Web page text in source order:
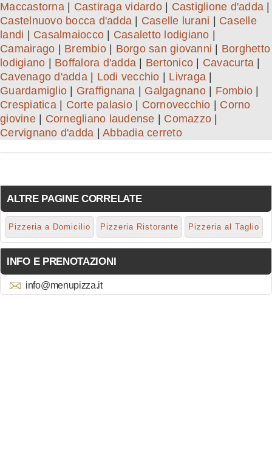
Maccastorna| Castiraga vidardo| Castiglione d'adda
Castelnuovo bocca d'adda
Caselle lurani
Caselle
landi
Casalmaiocco Casaletto lodigiano
Camairago
Brembio| Borgo san giovanni
Borghetto
lodigiano
Boffalora d'adda Bertonico Cavacurta
Cavenago d'adda| Lodi vecchio Livraga
Guardamiglio
Graffignana Galgagnano| Fombio
Crespiatica| Corte palasio| Cornovecchio
Corno
giovine| Cornegliano laudense Comazzo
Cervignano d'adda
Abbadia cerreto
ALTRE PAGINE CORRELATE
Pizzeria a Domicilio Pizzeria Ristorante Pizzeria al Taglio
INFO E PRENOTAZIONI
info@menupizza.it